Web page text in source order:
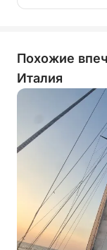
Похожие
Италия